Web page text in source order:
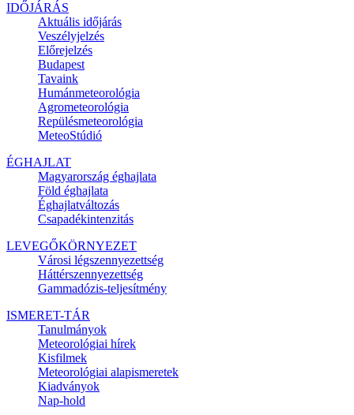
IDŐJÁRÁS
Aktuális időjárás
Veszélyjelzés
Előrejelzés
Budapest
Tavaink
Humánmeteorológia
Agrometeorológia
Repülésmeteorológia
MeteoStúdió
ÉGHAJLAT
Magyarország éghajlata
Föld éghajlata
Éghajlatváltozás
Csapadékintenzitás
LEVEGŐKÖRNYEZET
Városi légszennyezettség
Háttérszennyezettség
Gammadózis-teljesítmény
ISMERET-TÁR
Tanulmányok
Meteorológiai hírek
Kisfilmek
Meteorológiai alapismeretek
Kiadványok
Nap-hold